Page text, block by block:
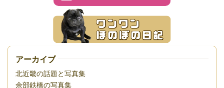
アーカイブ
北近畿の話題と写真集
余部鉄橋の写真集